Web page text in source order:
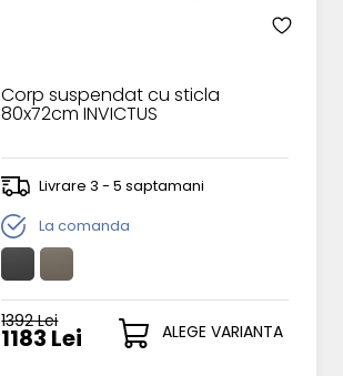
Corp suspendat cu sticla
80x72cm INVICTUS
Livrare 3 - 5 saptamani
La comanda
1392 Lei
1183 Lei ALEGE VARIANTA